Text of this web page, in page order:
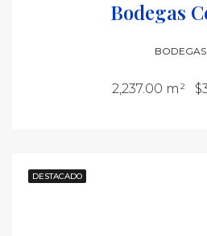
Bodegas
BODEGAS
2,237.00 m²
DESTACADO